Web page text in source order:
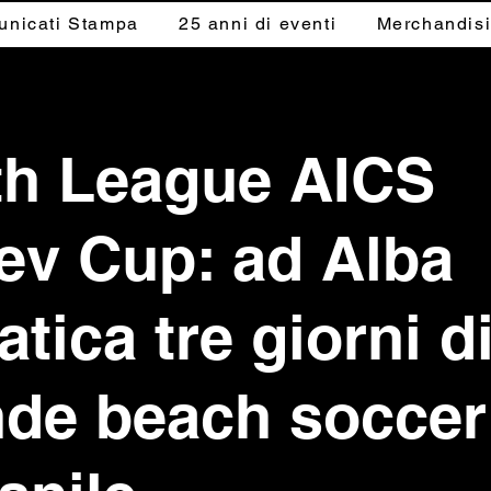
Stampa 25 anni di eventi
League AICS
Cup: ad Alba
tre giorni di
beach soccer